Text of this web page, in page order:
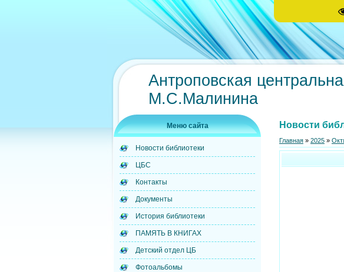
Антроповская
М.С.Малинина
Меню сайта
Новости библиотеки
ЦБС
Контакты
Документы
История библиотеки
ПАМЯТЬ В КНИГАХ
Детский отдел ЦБ
Фотоальбомы
Новости
Главная » 2025 »